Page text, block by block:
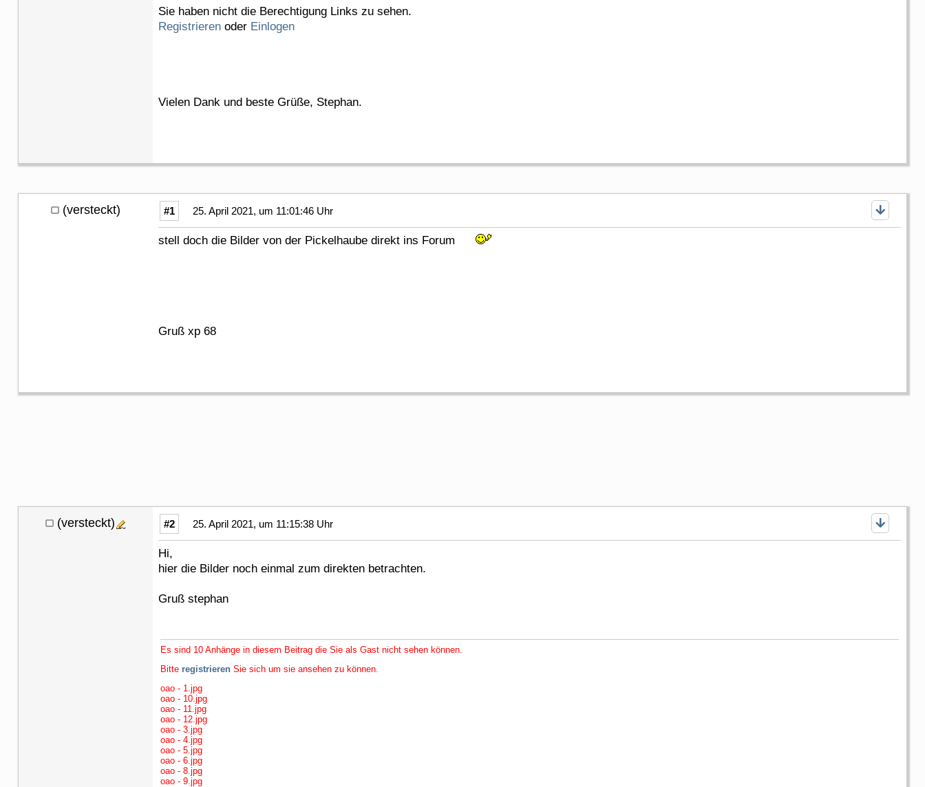
Sie haben nicht die Berechtigung Links zu sehen.
Registrieren oder Einlogen
Vielen Dank und beste Grüße, Stephan.
(versteckt) #1 25. April 2021, um 11:01:46 Uhr
stell doch die Bilder von der Pickelhaube direkt ins Forum
Gruß xp 68
(versteckt) #2 25. April 2021, um 11:15:38 Uhr
Hi,
hier die Bilder noch einmal zum direkten betrachten.
Gruß stephan
Es sind 10 Anhänge in diesem Beitrag die Sie als Gast nicht sehen können.
Bitte registrieren Sie sich um sie ansehen zu können.
oao - 1.jpg
oao - 10.jpg
oao - 11.jpg
oao - 12.jpg
oao - 3.jpg
oao - 4.jpg
oao - 5.jpg
oao - 6.jpg
oao - 8.jpg
oao - 9.jpg